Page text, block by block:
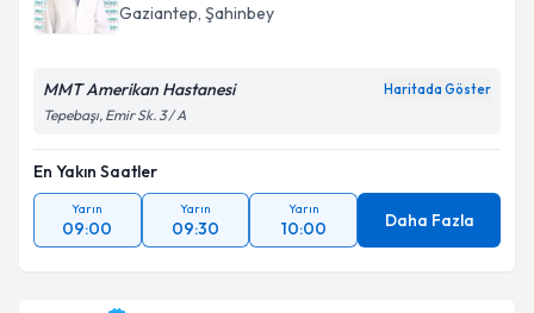
Gaziantep, Şahinbey
MMT Amerikan Hastanesi Haritada Göster
Tepebaşı, Emir Sk. 3 / A
En Yakın Saatler
Yarın
09:00
Yarın
09:30
Yarın
10:00 Daha Fazla